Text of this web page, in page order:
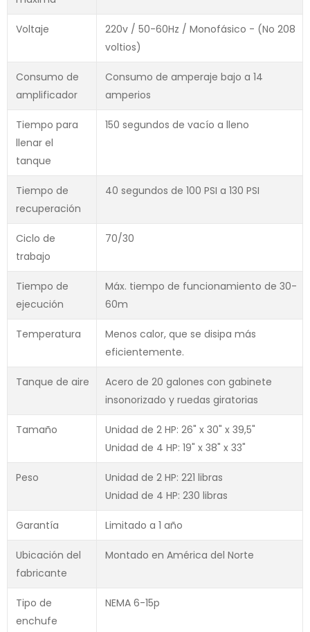
Voltaje
220v / 50-60Hz / Monofásico - (No 208
voltios)
Consumo de
amplificador
Consumo de amperaje bajo a 14
amperios
Tiempo para
llenar el
tanque
150 segundos de vacío a lleno
Tiempo de
recuperación
40 segundos de 100 PSI a 130 PSI
Ciclo de
trabajo
70/30
Tiempo de
ejecución
Máx. tiempo de funcionamiento de 30-
60m
Temperatura
Menos calor, que se disipa más
eficientemente.
Tanque de aire
Acero de 20 galones con gabinete
insonorizado y ruedas giratorias
Tamaño
Unidad de 2 HP: 26" x 30" x 39,5"
Unidad de 4 HP: 19" x 38" x 33"
Peso
Unidad de 2 HP: 221 libras
Unidad de 4 HP: 230 libras
Garantía Limitado a 1 año
Ubicación del
fabricante
Montado en América del Norte
Tipo de
enchufe
NEMA 6-15p